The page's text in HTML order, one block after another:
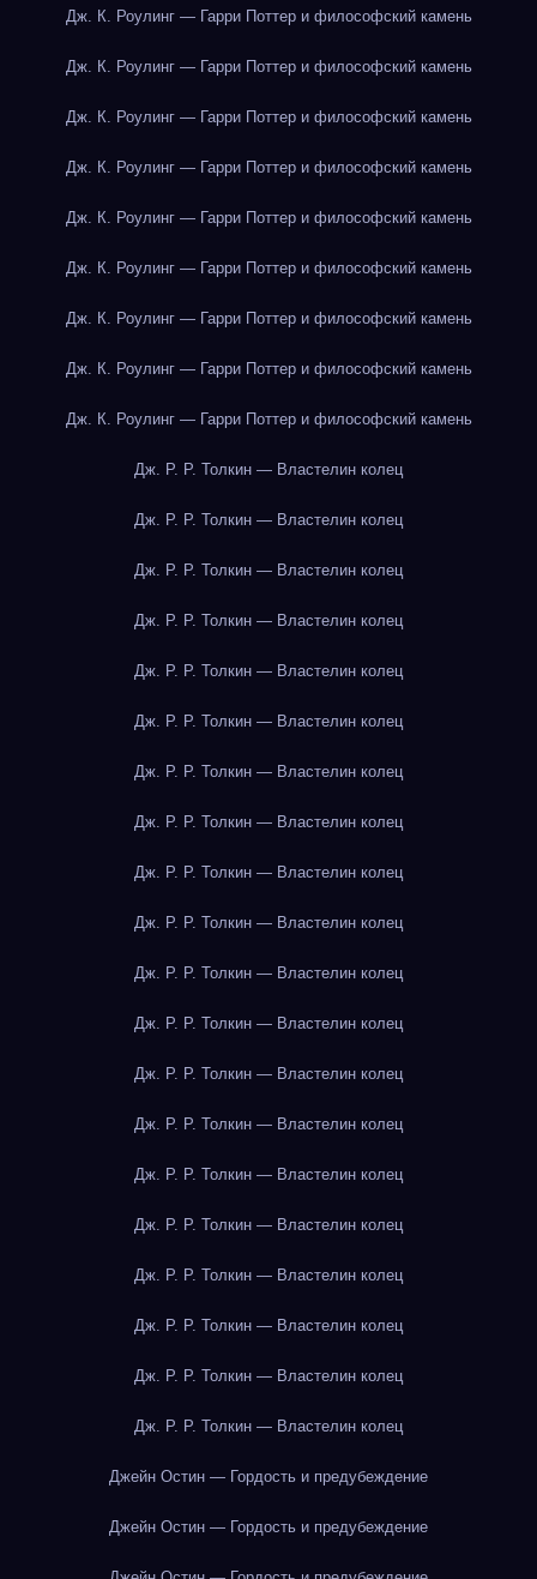
Дж. К. Роулинг — Гарри Поттер и философский камень
Дж. К. Роулинг — Гарри Поттер и философский камень
Дж. К. Роулинг — Гарри Поттер и философский камень
Дж. К. Роулинг — Гарри Поттер и философский камень
Дж. К. Роулинг — Гарри Поттер и философский камень
Дж. К. Роулинг — Гарри Поттер и философский камень
Дж. К. Роулинг — Гарри Поттер и философский камень
Дж. К. Роулинг — Гарри Поттер и философский камень
Дж. К. Роулинг — Гарри Поттер и философский камень
Дж. Р. Р. Толкин — Властелин колец
Дж. Р. Р. Толкин — Властелин колец
Дж. Р. Р. Толкин — Властелин колец
Дж. Р. Р. Толкин — Властелин колец
Дж. Р. Р. Толкин — Властелин колец
Дж. Р. Р. Толкин — Властелин колец
Дж. Р. Р. Толкин — Властелин колец
Дж. Р. Р. Толкин — Властелин колец
Дж. Р. Р. Толкин — Властелин колец
Дж. Р. Р. Толкин — Властелин колец
Дж. Р. Р. Толкин — Властелин колец
Дж. Р. Р. Толкин — Властелин колец
Дж. Р. Р. Толкин — Властелин колец
Дж. Р. Р. Толкин — Властелин колец
Дж. Р. Р. Толкин — Властелин колец
Дж. Р. Р. Толкин — Властелин колец
Дж. Р. Р. Толкин — Властелин колец
Дж. Р. Р. Толкин — Властелин колец
Дж. Р. Р. Толкин — Властелин колец
Дж. Р. Р. Толкин — Властелин колец
Джейн Остин — Гордость и предубеждение
Джейн Остин — Гордость и предубеждение